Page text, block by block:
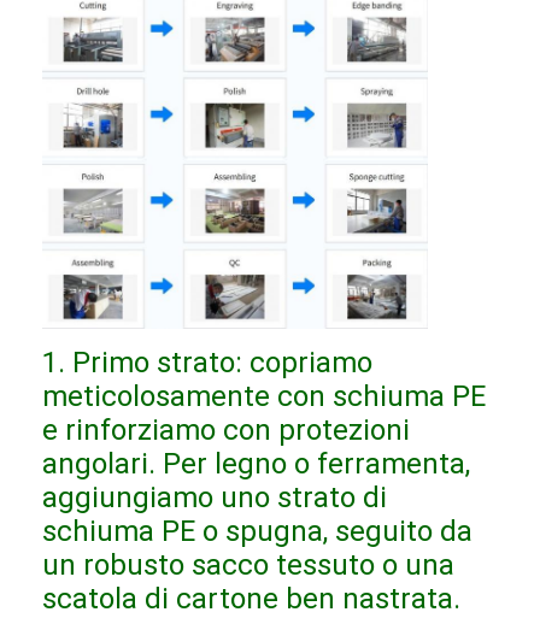
1. Primo strato: copriamo
meticolosamente con schiuma PE
e rinforziamo con protezioni
angolari. Per legno o ferramenta,
aggiungiamo uno strato di
schiuma PE o spugna, seguito da
un robusto sacco tessuto o una
scatola di cartone ben nastrata.